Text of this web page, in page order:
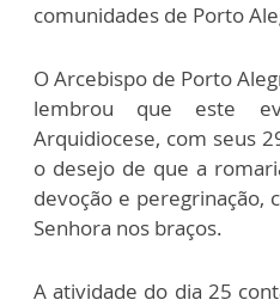
comunidades de Porto
O Arcebispo de Porto
lembrou que este
Arquidiocese, com seus
o desejo de que a
devoção e peregrinação,
Senhora nos braços.
A atividade do dia 25